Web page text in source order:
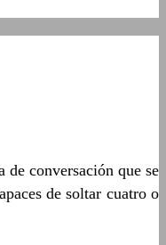
de conversación que se
de soltar cuatro o